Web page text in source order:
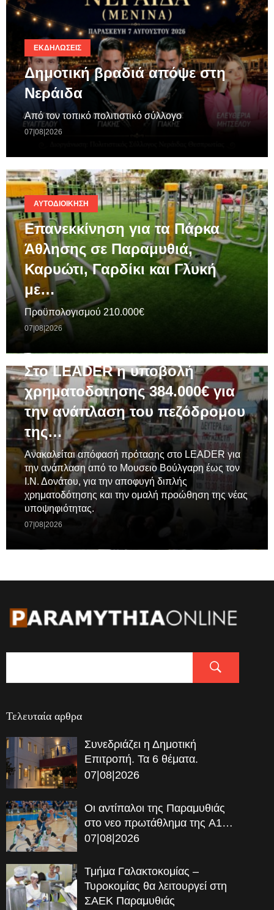
ΕΚΔΗΛΏΣΕΙΣ
Δημοτική βραδιά απόψε στη
Νεράιδα
Από τον τοπικό πολιτιστικό σύλλογο
07|08|2026
ΑΥΤΟΔΙΟΊΚΗΣΗ
Επανεκκίνηση για τα Πάρκα
Άθλησης σε Παραμυθιά,
Καρυώτι, Γαρδίκι και Γλυκή
με…
Προϋπολογισμού 210.000€
07|08|2026
Στο LEADER η υποβολή
χρηματοδοτησης 384.000€ για
την ανάπλαση του πεζόδρομου
της…
Ανακαλείται απόφασή πρότασης στο LEADER για
την ανάπλαση από το Μουσειο Βούλγαρη έως τον
Ι.Ν. Δονάτου, για την αποφυγή διπλής
χρηματοδότησης και την ομαλή προώθηση της νέας
υποψηφιότητας.
07|08|2026
Τελευταία αρθρα
Συνεδριάζει η Δημοτική
Επιτροπή. Τα 6 θέματα.
07|08|2026
Οι αντίπαλοι της Παραμυθιάς
στο νεο πρωτάθλημα της A1…
07|08|2026
Τμήμα Γαλακτοκομίας –
Τυροκομίας θα λειτουργεί στη
ΣΑΕΚ Παραμυθιάς